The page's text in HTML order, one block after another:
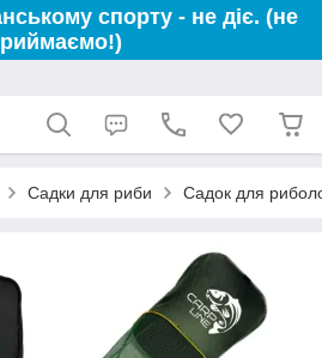
спорту - не діє. (не
Садки для риби Садок для